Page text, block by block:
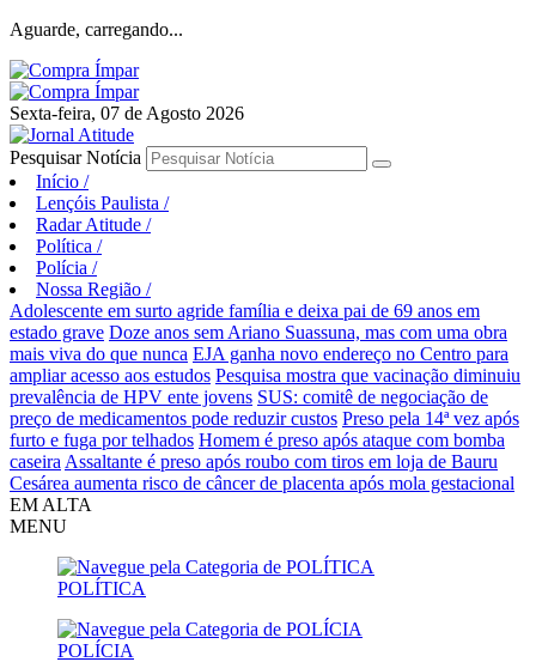
Aguarde, carregando...
Sexta-feira, 07 de Agosto 2026
Pesquisar Notícia
Início /
Lençóis Paulista /
Radar Atitude /
Política /
Polícia /
Nossa Região /
Adolescente em surto agride família e deixa pai de 69 anos em
estado grave Doze anos sem Ariano Suassuna, mas com uma obra
mais viva do que nunca EJA ganha novo endereço no Centro para
ampliar acesso aos estudos Pesquisa mostra que vacinação diminuiu
prevalência de HPV ente jovens SUS: comitê de negociação de
preço de medicamentos pode reduzir custos Preso pela 14ª vez após
furto e fuga por telhados Homem é preso após ataque com bomba
caseira Assaltante é preso após roubo com tiros em loja de Bauru
Cesárea aumenta risco de câncer de placenta após mola gestacional
EM ALTA
MENU
POLÍTICA
POLÍCIA